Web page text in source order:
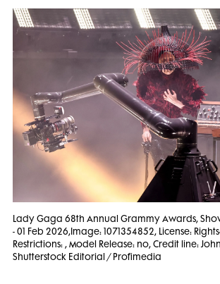
Lady Gaga 68th Annual Grammy Awards,
- 01 Feb 2026,Image: 1071354852, License:
Restrictions: , Model Release: no, Credit line:
Shutterstock Editorial / Profimedia